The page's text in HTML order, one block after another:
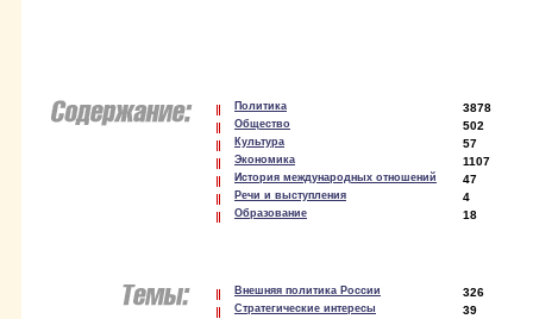
Политика 3878
Общество 502
Культура 57
Экономика 1107
История международных отношений 47
Речи и выступления 4
Образование 18
Внешняя политика России 326
Стратегические интересы 39